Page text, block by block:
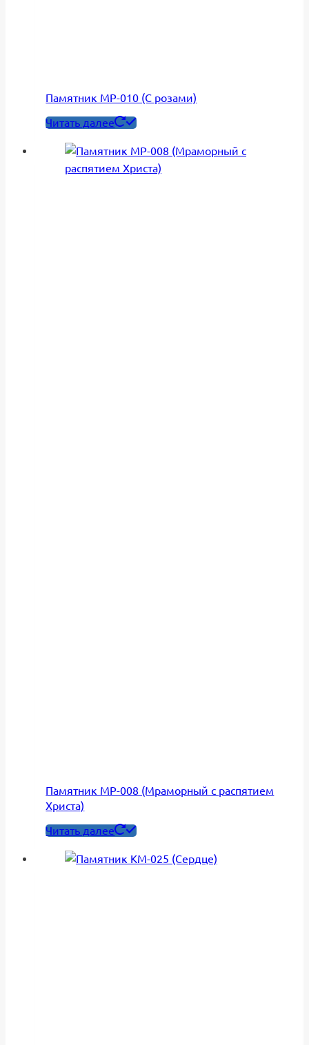
Памятник МР-010 (С розами)
Читать далее
Памятник МР-008 (Мраморный с распятием
Христа)
Читать далее